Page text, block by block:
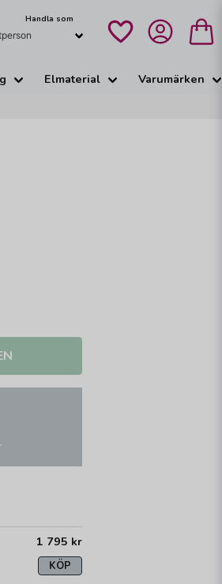
Handla som
Elmaterial Varumärken
1 795 kr
KÖP